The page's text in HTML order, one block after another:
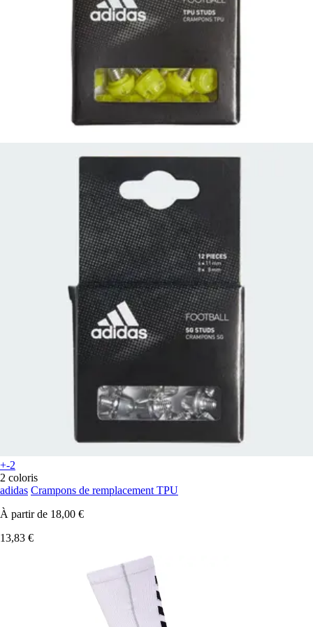
+-2
2 coloris
adidas Crampons de remplacement TPU
À partir de 18,00 €
13,83 €